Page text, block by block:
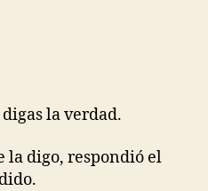
la verdad.
la digo, respondió el